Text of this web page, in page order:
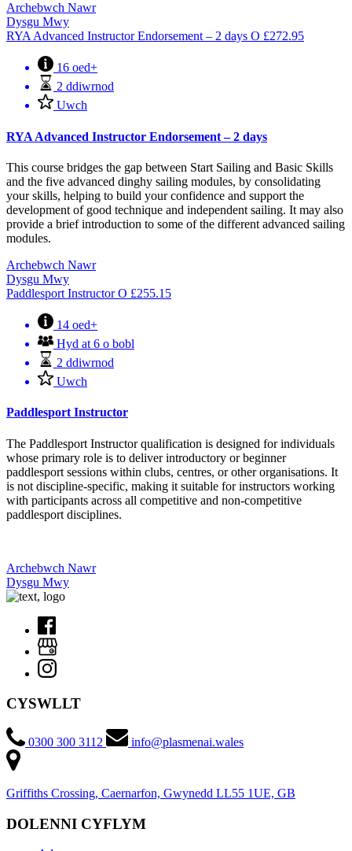
Archebwch Nawr
Dysgu Mwy
RYA Advanced Instructor Endorsement – 2 days O £272.95
16 oed+
2 ddiwrnod
Uwch
RYA Advanced Instructor Endorsement – 2 days
This course bridges the gap between Start Sailing and Basic Skills
and the five advanced dinghy sailing modules, by consolidating
your skills, helping to build your confidence and support the
development of good technique and independent sailing. It may also
provide a brief introduction to some of the different advanced sailing
modules.
Archebwch Nawr
Dysgu Mwy
Paddlesport Instructor O £255.15
14 oed+
Hyd at 6 o bobl
2 ddiwrnod
Uwch
Paddlesport Instructor
The Paddlesport Instructor qualification is designed for individuals
whose primary role is to deliver introductory or beginner
paddlesport sessions within clubs, centres, or other organisations. It
is not discipline-specific, making it suitable for instructors working
with participants across all competitive and non-competitive
paddlesport disciplines.
Archebwch Nawr
Dysgu Mwy
CYSWLLT
0300 300 3112 info@plasmenai.wales
Griffiths Crossing, Caernarfon, Gwynedd LL55 1UE, GB
DOLENNI CYFLYM